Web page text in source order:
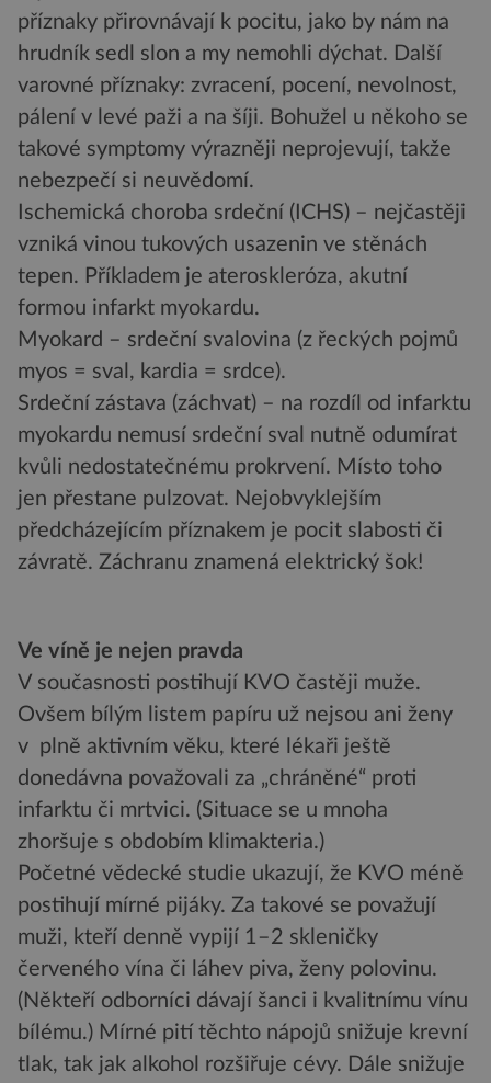
příznaky přirovnávají k pocitu, jako by nám na
hrudník sedl slon a my nemohli dýchat. Další
varovné příznaky: zvracení, pocení, nevolnost,
pálení v levé paži a na šíji. Bohužel u někoho se
takové symptomy výrazněji neprojevují, takže
nebezpečí si neuvědomí.
Ischemická choroba srdeční (ICHS) – nejčastěji
vzniká vinou tukových usazenin ve stěnách
tepen. Příkladem je ateroskleróza, akutní
formou infarkt myokardu.
Myokard – srdeční svalovina (z řeckých pojmů
myos = sval, kardia = srdce).
Srdeční zástava (záchvat) – na rozdíl od infarktu
myokardu nemusí srdeční sval nutně odumírat
kvůli nedostatečnému prokrvení. Místo toho
jen přestane pulzovat. Nejobvyklejším
předcházejícím příznakem je pocit slabosti či
závratě. Záchranu znamená elektrický šok!
Ve víně je nejen pravda
V současnosti postihují KVO častěji muže.
Ovšem bílým listem papíru už nejsou ani ženy
v plně aktivním věku, které lékaři ještě
donedávna považovali za „chráněné“ proti
infarktu či mrtvici. (Situace se u mnoha
zhoršuje s obdobím klimakteria.)
Početné vědecké studie ukazují, že KVO méně
postihují mírné pijáky. Za takové se považují
muži, kteří denně vypijí 1–2 skleničky
červeného vína či láhev piva, ženy polovinu.
(Někteří odborníci dávají šanci i kvalitnímu vínu
bílému.) Mírné pití těchto nápojů snižuje krevní
tlak, tak jak alkohol rozšiřuje cévy. Dále snižuje